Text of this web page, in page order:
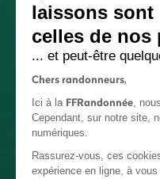
laissons sont
celles de nos
... et peut-être
Chers randonneurs,
Ici à la FFRandonnée,
Cependant, sur notre site,
numériques.
Rassurez-vous, ces
expérience en ligne, à